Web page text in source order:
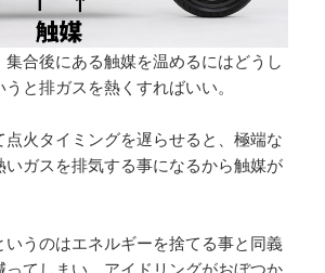
集合後にある触媒を温めるにはどうし
と排ガスを熱くすればいい。
点火タイミングを遅らせると、極端な
いガスを排気する事になるから触媒が
いうのはエネルギーを捨てる事と同義
ってしまい、アイドリングがおぼつか